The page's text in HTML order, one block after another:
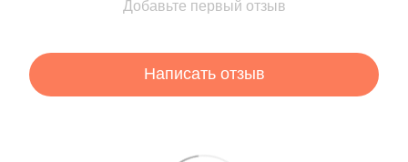
Добавьте первый отзыв
Написать отзыв